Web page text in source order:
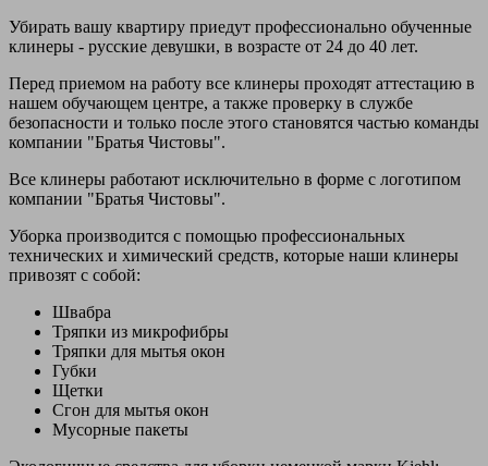
Убирать вашу квартиру приедут профессионально обученные
клинеры - русские девушки, в возрасте от 24 до 40 лет.
Перед приемом на работу все клинеры проходят аттестацию в
нашем обучающем центре, а также проверку в службе
безопасности и только после этого становятся частью команды
компании "Братья Чистовы".
Все клинеры работают исключительно в форме с логотипом
компании "Братья Чистовы".
Уборка производится с помощью профессиональных
технических и химический средств, которые наши клинеры
привозят с собой:
Швабра
Тряпки из микрофибры
Тряпки для мытья окон
Губки
Щетки
Сгон для мытья окон
Мусорные пакеты